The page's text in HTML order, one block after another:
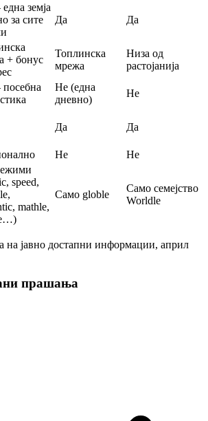
земја
за сите
Да Да
+ бонус
Топлинска
мрежа
Низа од
растојанија
Не (една
дневно)
Не
Да Да
Не Не
speed,
mathle,
Само globle
Само семејство
Worldle
на јавно достапни информации, април
прашања